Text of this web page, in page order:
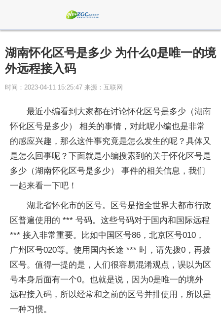
湖南怀化区号是多少 为什么0是唯一的境
外远程接入码
时间：2023-04-11 15:25:47 来源：互联网
最近小编看到大家都在讨论怀化区号是多少（湖南
怀化区号是多少） 相关的事情，对此呢小编也是非常
的感应兴趣，那么这件事究竟是怎么发生的呢？具体又
是怎么回事呢？下面就是小编搜索到的关于怀化区号是
多少（湖南怀化区号是多少） 事件的相关信息，我们
一起来看一下吧！
湖北省怀化市的区号。区号是指全世界大都市行政
区普遍使用的 *** 号码。这些号码对于国内和国际远程
*** 接入非常重要。比如中国区号86，北京区号010，
广州区号020等。使用国内长途 *** 时，请先拨0，再拨
区号。值得一提的是，人们很容易混淆观点，误以为区
号本身后面有一个0。也就是说，因为0是唯一的境外
远程接入码，所以经常和之前的区号并排使用，所以是
一种习惯。